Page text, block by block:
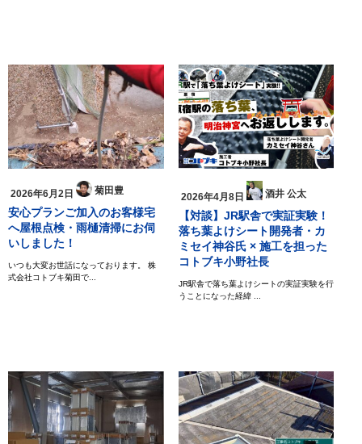
2026年6月2日 菊田豊
安心プランご加入のお客様宅
へ屋根点検・雨樋清掃にお伺
いしました！
いつも大変お世話になっております。 株
式会社コトブキ菊田で...
2026年4月8日 酒井 公太
【対談】JR駅舎で実証実験！
落ち葉よけシート開発者・カ
ミセイ神谷氏 × 施工を担った
コトブキ小野社長
JR駅舎で落ち葉よけシートの実証実験を行
うことになった経緯 ...